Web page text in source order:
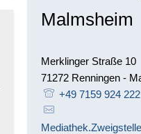
Malmsheim
Merklinger Straße 10
71272 Renningen -
+49 7159 924 222